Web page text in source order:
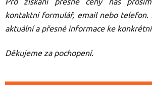
kontaktní formulář, email nebo telefon.
aktuální a přesné informace ke
Děkujeme za pochopení.